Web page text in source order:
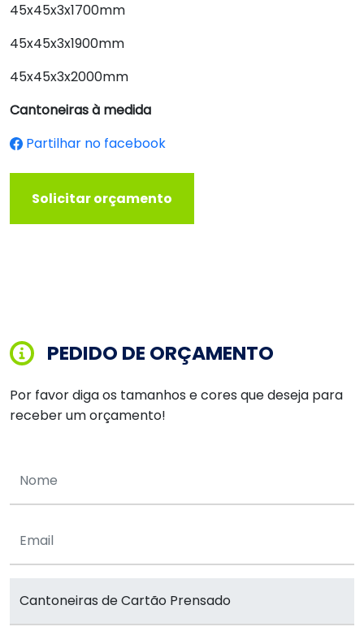
45x45x3x1700mm
45x45x3x1900mm
45x45x3x2000mm
Cantoneiras à medida
Partilhar no facebook
Solicitar orçamento
PEDIDO DE ORÇAMENTO
Por favor diga os tamanhos e cores que deseja para
receber um orçamento!